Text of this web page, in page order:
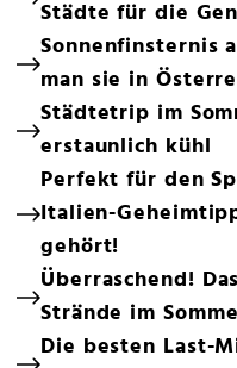
Städte für die
Sonnenfinsternis
man sie in
Städtetrip im
erstaunlich kühl
Perfekt für den
Italien-
gehört!
Überraschend!
Strände im
Die besten Last-